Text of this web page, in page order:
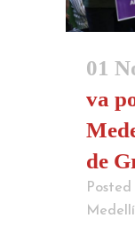
01
va
de
Posted